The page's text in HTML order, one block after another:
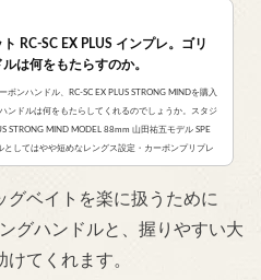
RC-SC EX PLUS インプレ。ゴリ
は何をもたらすのか。
ボンハンドル、RC-SC EX PLUS STRONG MINDを購入
ンドルは何をもたらしてくれるのでしょうか。スタジ
STRONG MIND MODEL 88mm 山田祐五モデル SPE
してはやや短めなレングス設定・カーボンプリプレ
カーボンプレート・中空構造のラウンドスクエアー
EX PLUS STRONG MIND MODEL 8...
グベイトを楽に扱うために
グハンドルと、握りやすい大
てくれます。